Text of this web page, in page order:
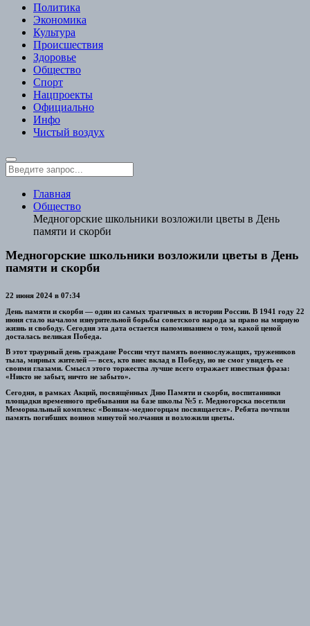
Политика
Экономика
Культура
Происшествия
Здоровье
Общество
Спорт
Нацпроекты
Официально
Инфо
Чистый воздух
Главная
Общество
Медногорские школьники возложили цветы в День
памяти и скорби
Медногорские школьники возложили цветы в День
памяти и скорби
22 июня 2024 в 07:34
День памяти и скорби — один из самых трагичных в истории России. В 1941 году 22
июня стало началом изнурительной борьбы советского народа за право на мирную
жизнь и свободу. Сегодня эта дата остается напоминанием о том, какой ценой
досталась великая Победа.
В этот траурный день граждане России чтут память военнослужащих, тружеников
тыла, мирных жителей — всех, кто внес вклад в Победу, но не смог увидеть ее
своими глазами. Смысл этого торжества лучше всего отражает известная фраза:
«Никто не забыт, ничто не забыто».
Сегодня, в рамках Акций, посвящённых Дню Памяти и скорби, воспитанники
площадки временного пребывания на базе школы №5 г. Медногорска посетили
Мемориальный комплекс «Воинам-медногорцам посвящается». Ребята почтили
память погибших воинов минутой молчания и возложили цветы.